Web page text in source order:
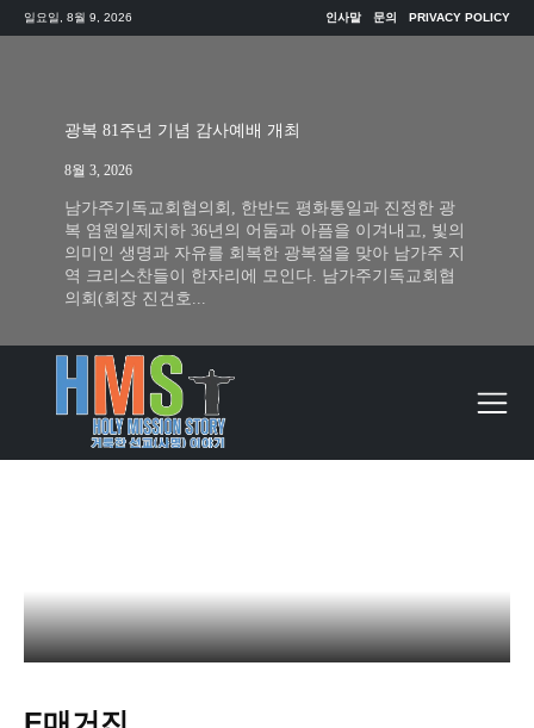
일요일, 8월 9, 2026 인사말 문의 PRIVACY POLICY
광복 81주년 기념 감사예배 개최
8월 3, 2026
남가주기독교회협의회, 한반도 평화통일과 진정한 광
복 염원일제치하 36년의 어둠과 아픔을 이겨내고, 빛의
의미인 생명과 자유를 회복한 광복절을 맞아 남가주 지
역 크리스찬들이 한자리에 모인다. 남가주기독교회협
의회(회장 진건호...